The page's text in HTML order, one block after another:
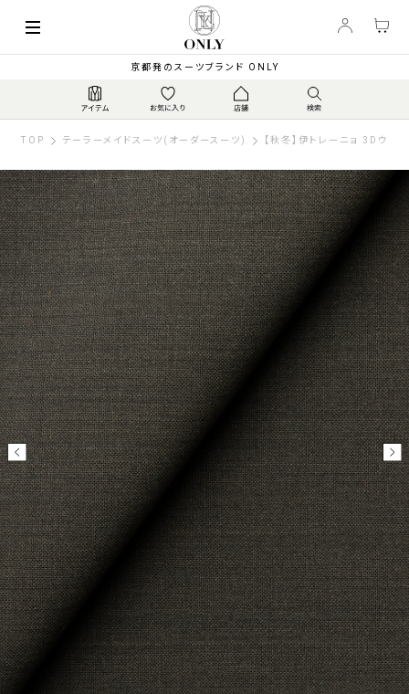
京都発のスーツブランド ONLY
TOP テーラーメイドスーツ(オーダースーツ) 【秋冬】伊トレーニョ 3Dウー